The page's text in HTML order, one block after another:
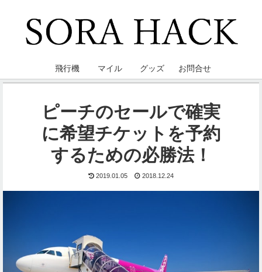
飛行機 マイル グッズ お問合せ
ピーチのセールで確実
に希望チケットを予約
するための必勝法！
2019.01.05 2018.12.24